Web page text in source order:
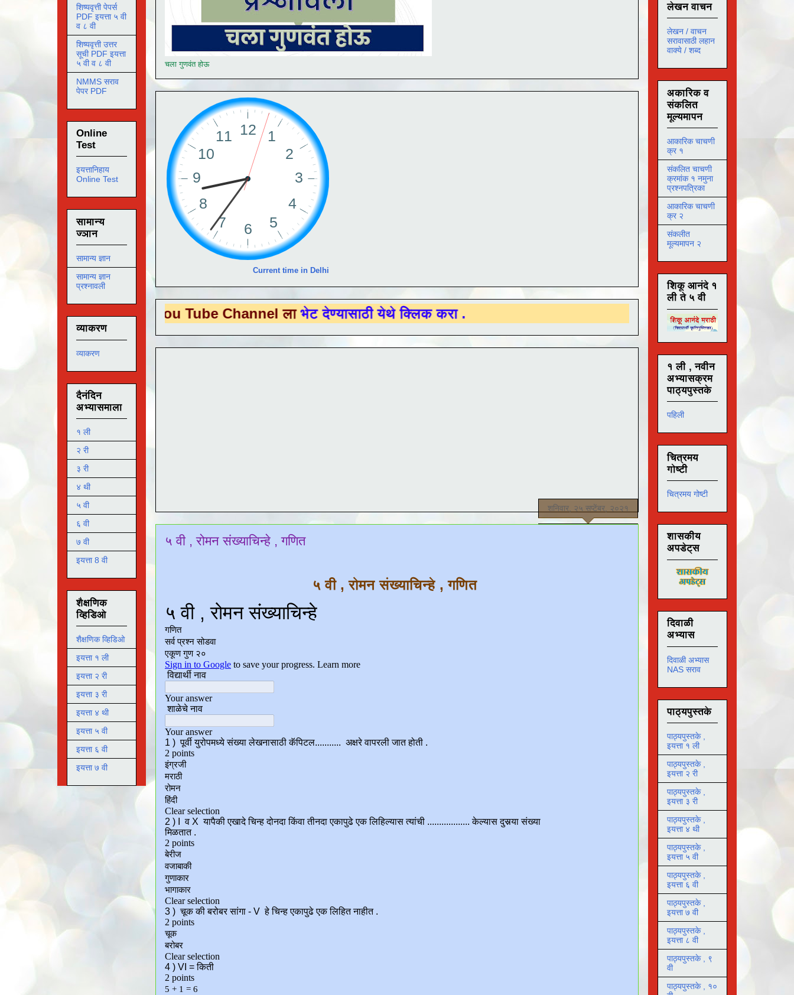
चला गुणवंत होऊ
Current time in Delhi
या You Tube Channel लाभेट देण्यासाठी येथे क्लिक करा .
शनिवार, २५ सप्टेंबर, २०२१
५ वी , रोमन संख्याचिन्हे , गणित
५ वी , रोमन संख्याचिन्हे , गणित
शिष्यवृत्ती पेपर्स
PDF इयत्ता ५ वी
व ८ वी
शिष्यवृत्ती उत्तर
सूची PDF इयत्ता
५ वी व ८ वी
NMMS सराव
पेपर PDF
Online
Test
इयत्तानिहाय
Online Test
सामान्य
ज्ञान
सामान्य ज्ञान
सामान्य ज्ञान
प्रश्नावली
व्याकरण
व्याकरण
दैनंदिन
अभ्यासमाला
१ ली
२ री
३ री
४ थी
५ वी
६ वी
७ वी
इयत्ता 8 वी
शैक्षणिक
व्हिडिओ
शैक्षणिक व्हिडिओ
इयत्ता १ ली
इयत्ता २ री
इयत्ता ३ री
इयत्ता ४ थी
इयत्ता ५ वी
इयत्ता ६ वी
इयत्ता ७ वी
लेखन वाचन
लेखन / वाचन
सरावासाठी लहान
वाक्ये / शब्द
अकारिक व
संकलित
मूल्यमापन
आकारिक चाचणी
क्र १
संकलित चाचणी
क्रमांक १ नमुना
प्रश्नपत्रिका
आकारिक चाचणी
क्र २
संकलीत
मूल्यमापन २
शिकू आनंदे १
ली ते ५ वी
१ ली , नवीन
अभ्यासक्रम
पाठ्यपुस्तके
पहिली
चित्रमय
गोष्टी
चित्रमय गोष्टी
शासकीय
अपडेट्स
दिवाळी
अभ्यास
दिवाळी अभ्यास
NAS सराव
पाठ्यपुस्तके
पाठ्यपुस्तके ,
इयत्ता १ ली
पाठ्यपुस्तके ,
इयत्ता २ री
पाठ्यपुस्तके ,
इयत्ता ३ री
पाठ्यपुस्तके ,
इयत्ता ४ थी
पाठ्यपुस्तके ,
इयत्ता ५ वी
पाठ्यपुस्तके ,
इयत्ता ६ वी
पाठ्यपुस्तके ,
इयत्ता ७ वी
पाठ्यपुस्तके ,
इयत्ता ८ वी
पाठ्यपुस्तके , ९
वी
पाठ्यपुस्तके , १०